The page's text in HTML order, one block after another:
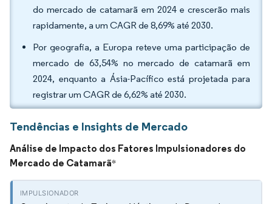
do mercado de catamarã em 2024 e crescerão mais
rapidamente, a um CAGR de 8,69% até 2030.
Por geografia, a Europa reteve uma participação de
mercado de 63,54% no mercado de catamarã em
2024, enquanto a Ásia-Pacífico está projetada para
registrar um CAGR de 6,62% até 2030.
Tendências e Insights de Mercado
Análise de Impacto dos Fatores Impulsionadores do
Mercado de Catamarã*